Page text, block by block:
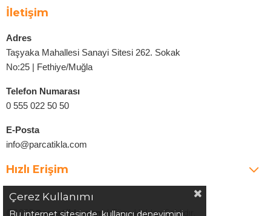
İletişim
Adres
Taşyaka Mahallesi Sanayi Sitesi 262. Sokak
No:25 | Fethiye/Muğla
Telefon Numarası
0 555 022 50 50
E-Posta
info@parcatikla.com
Hızlı Erişim
©2025Parcatikla.com| Tüm Hakları Saklıdır.
Çerez Kullanımı